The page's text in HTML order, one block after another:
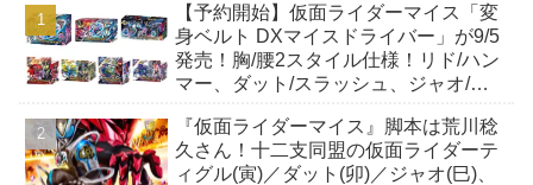
【予約開始】仮面ライダーマイス「変
身ベルト DXマイスドライバー」が9/5
発売！胸/腰2スタイル仕様！リド/ハン
マー、ダット/スラッシュ、ジャオ/バ
も！
『仮面ライダーマイス』脚本は荒川稔
久さん！十二支同盟の仮面ライダーテ
ィグル(寅)／ダット(卯)／ジャオ(巳)、